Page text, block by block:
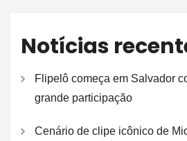
Notícias
Flipelô começa em Salvador
grande participação
Cenário de clipe icônico de